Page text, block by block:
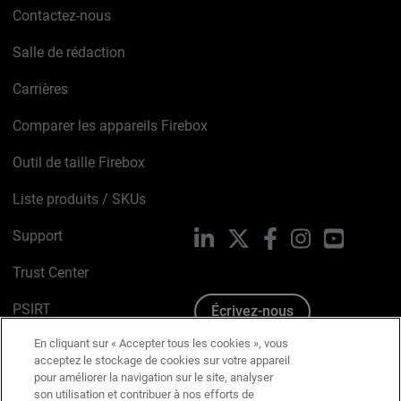
Contactez-nous
Salle de rédaction
Carrières
Comparer les appareils Firebox
Outil de taille Firebox
Liste produits / SKUs
Support
Trust Center
PSIRT
Avis sur les cookies
Politique de confidentialité
LinkedIn FacebookInstagramYouTube
Écrivez-nous
En cliquant sur « Accepter tous les cookies », vous
acceptez le stockage de cookies sur votre appareil
pour améliorer la navigation sur le site, analyser
son utilisation et contribuer à nos efforts de